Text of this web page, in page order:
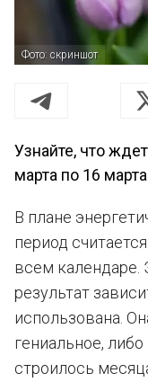
Фото: скриншот
Узнайте, что
марта по 16
В плане
период
всем календаре.
результат
использована.
гениальное,
строилось